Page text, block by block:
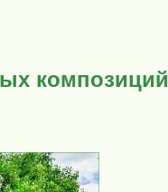
композиций